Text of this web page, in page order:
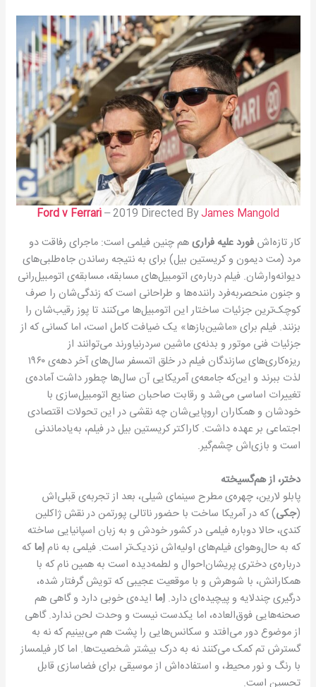
Ford v Ferrari– 2019 Directed ByJames Mangold
کار تازه‌اشفورد علیه فراریهم چنین فیلمی است: ماجرای رفاقت دو
مرد (مت دیمون و کریستین بیل) برای به نتیجه رساندن جاه‌طلبی‌های
دیوانه‌وار‌شان. فیلم درباره‌ی اتومبیل‌های مسابقه، مسابقه‌ی اتومبیل‌رانی
و جنون منحصر‌به‌فرد راننده‌ها و طراحانی است که زندگی‌شان را صرف
کوچک‌ترین جزئیات ساختار این اتومبیل‌ها می‌کنند تا پوز رقیب‌شان را
بزنند. فیلم برای «ماشین‌بازها» یک ضیافت کامل است، اما کسانی که از
جزئیات فنی موتور و بدنه‌ی ماشین سردرنیاورند می‌توانند از
ریزه‌کاری‌های سازندگان فیلم در خلق اتمسفر سال‌های آخر دهه‌ی ۱۹۶۰
لذت ببرند و این‌که جامعه‌ی آمریکایی آن سال‌ها چطور داشت آماده‌ی
تغییرات اساسی می‌شد و رقابت صاحبان صنایع اتومبیل‌سازی با
خودشان و همکاران اروپایی‌شان چه نقشی در این تحولات اقتصادی
اجتماعی بر عهده داشت. کاراکتر کریستین بیل در فیلم، به‌یادماندنی
است و بازی‌اش چشم‌گیر.
دختر، از هم‌گسیخته
پابلو لارین، چهره‌ی مطرح سینمای شیلی، بعد از تجربه‌ی قبلی‌اش
(جکی) که در آمریکا ساخت با حضور ناتالی پورتمن در نقش ژاکلین
کندی، حالا دوباره فیلمی در کشور خودش و به زبان اسپانیایی ساخته
که به حال‌و‌هوای فیلم‌های اولیه‌اش نزدیک‌تر است. فیلمی به ناماِماکه
درباره‌ی دختری پریشان‌احوال و لطمه‌دیده است به همین نام که با
همکارانش، با شوهرش و با موقعیت عجیبی که تویش گرفتار شده،
درگیری چندلایه و پیچیده‌‌ای دارد.اِما ایده‌ی خوبی دارد و گاهی هم
صحنه‌هایی فوق‌العاده‌، اما یکدست نیست و وحدت لحن ندارد. گاهی
از موضوع دور می‌افتد و سکانس‌هایی را پشت هم می‌بینیم که نه به
گسترش تم کمک می‌کنند نه به درک بیشتر شخصیت‌ها. اما کار فیلمساز
با رنگ و نور محیط، و استفاده‌اش از موسیقی برای فضاسازی قابل
تحسین است.